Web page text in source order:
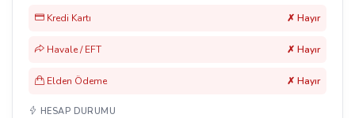
Kredi Kartı ✗ Hayır
Havale / EFT ✗ Hayır
Elden Ödeme ✗ Hayır
HESAP DURUMU